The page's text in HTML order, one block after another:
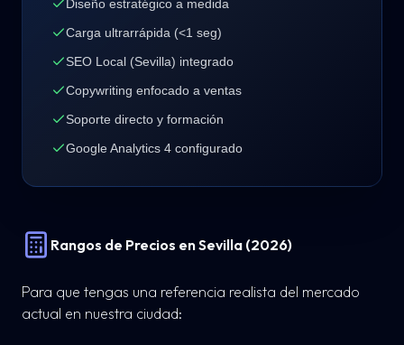
Diseño estratégico a medida
Carga ultrarrápida (<1 seg)
SEO Local (Sevilla) integrado
Copywriting enfocado a ventas
Soporte directo y formación
Google Analytics 4 configurado
Rangos de Precios en Sevilla (2026)
Para que tengas una referencia realista del mercado
actual en nuestra ciudad: